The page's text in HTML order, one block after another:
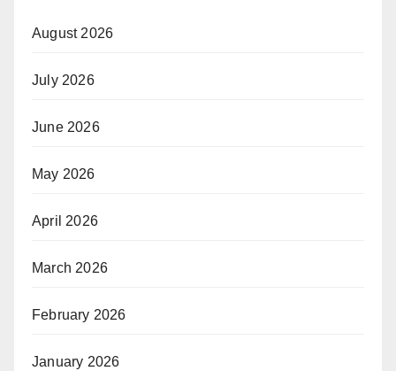
August 2026
July 2026
June 2026
May 2026
April 2026
March 2026
February 2026
January 2026